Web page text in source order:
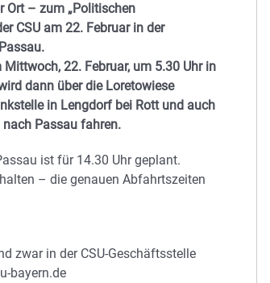
Ort – zum „Politischen
CSU am 22. Februar in der
Mittwoch, 22. Februar, um 5.30 Uhr in
dann über die Loretowiese
in Lengdorf bei Rott und auch
Passau fahren.
ist für 14.30 Uhr geplant.
– die genauen Abfahrtszeiten
zwar in der CSU-Geschäftsstelle
bayern.de